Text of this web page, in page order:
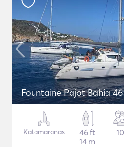
Fountaine Pajot Bahia 46
Katamaranas
46 ft
14 m
10